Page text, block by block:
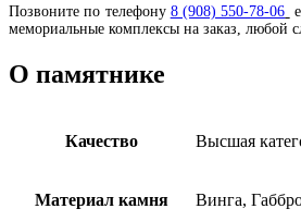
Позвоните по телефону 8 (908) 550-78-06
мемориальные комплексы на заказ, любой
О памятнике
Качество Высшая
Материал камня Винга,